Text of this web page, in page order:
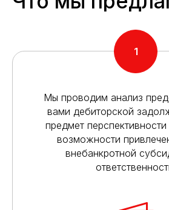
Мы проводим анализ
вами дебиторской
предмет
возможности
внебанкротной